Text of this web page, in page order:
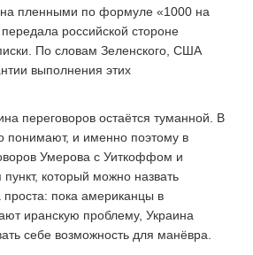
пленными по формуле «1000 на
российской стороне
По словам Зеленского, США
выполнения этих
переговоров остаётся туманной. В
понимают, и именно поэтому в
Умерова с Уиткоффом и
который можно назвать
пока американцы в
иранскую проблему, Украина
себе возможность для манёвра.